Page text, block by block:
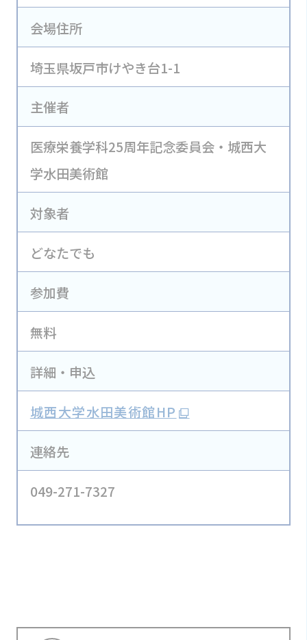
会場住所
埼玉県坂戸市けやき台1-1
主催者
医療栄養学科25周年記念委員会・城西大
学水田美術館
対象者
どなたでも
参加費
無料
詳細・申込
城西大学水田美術館HP
連絡先
049-271-7327